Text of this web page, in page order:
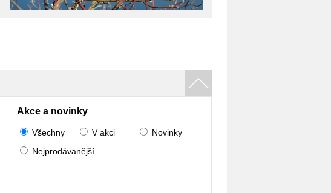
Akce a novinky
Všechny V akci
Novinky
Nejprodávanější